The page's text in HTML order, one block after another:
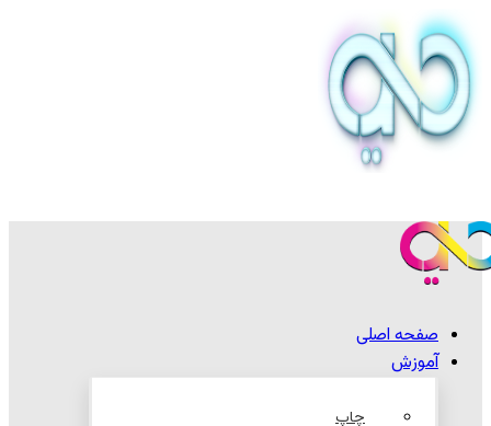
صفحه اصلی
آموزش
چاپ